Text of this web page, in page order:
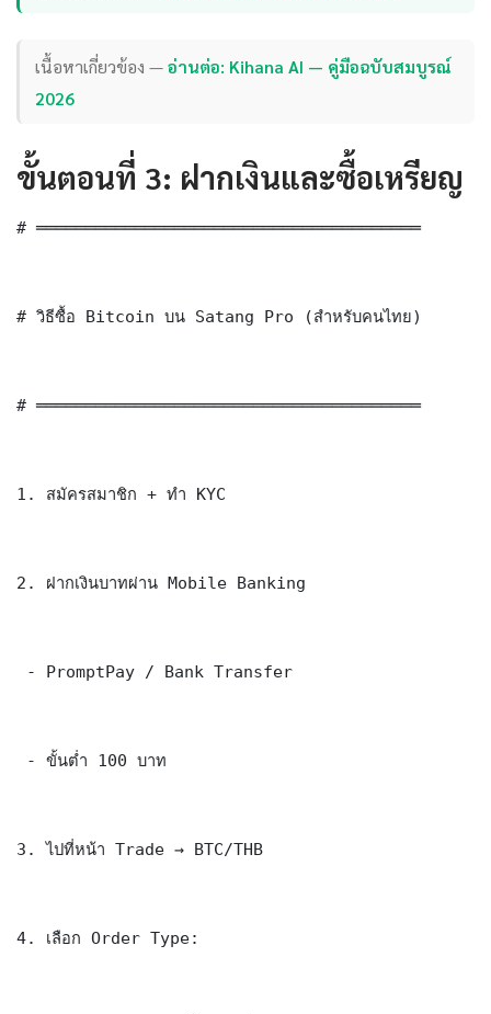
เนื้อหาเกี่ยวข้อง —อ่านต่อ: Kihana AI — คู่มือฉบับสมบูรณ์
2026
ขั้นตอนที่ 3: ฝากเงินและซื้อเหรียญ
# ═══════════════════════════════════════
# วิธีซื้อ Bitcoin บน Satang Pro (สำหรับคนไทย)
# ═══════════════════════════════════════
1. สมัครสมาชิก + ทำ KYC
2. ฝากเงินบาทผ่าน Mobile Banking
- PromptPay / Bank Transfer
- ขั้นต่ำ 100 บาท
3. ไปที่หน้า Trade → BTC/THB
4. เลือก Order Type: